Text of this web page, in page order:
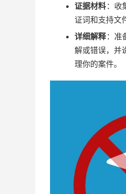
证据材料 ：收
证词和支持文
详细解释：准
解或错误，并
理你的案件。